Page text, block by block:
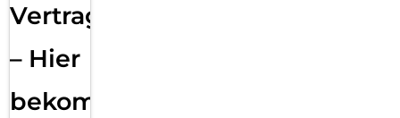
Vertragsabwicklung
– Hier
bekommst